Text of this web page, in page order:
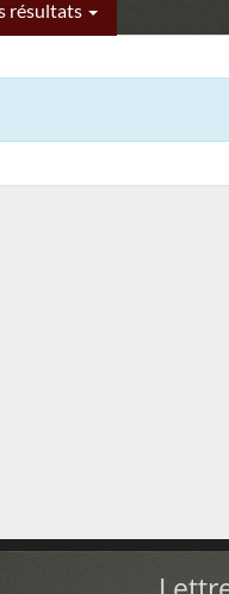
résultats